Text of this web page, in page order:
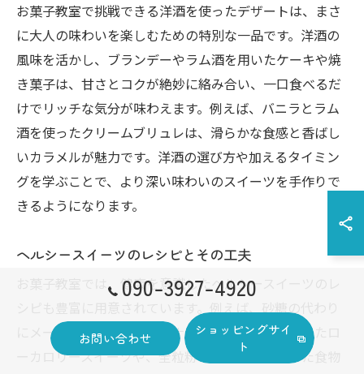
お菓子教室で挑戦できる洋酒を使ったデザートは、まさ
に大人の味わいを楽しむための特別な一品です。洋酒の
風味を活かし、ブランデーやラム酒を用いたケーキや焼
き菓子は、甘さとコクが絶妙に絡み合い、一口食べるだ
けでリッチな気分が味わえます。例えば、バニラとラム
酒を使ったクリームブリュレは、滑らかな食感と香ばし
いカラメルが魅力です。洋酒の選び方や加えるタイミン
グを学ぶことで、より深い味わいのスイーツを手作りで
きるようになります。
ヘルシースイーツのレシピとその工夫
お菓子教室では、健康を意識したヘルシースイーツのレ
シピも豊富に用意されています。例えば、砂糖の代わり
にメープルシロップやココナッツシュガーを使用したロ
ーカロリースイーツや、全粒粉やオーツ麦を使った食物
090-3927-4920
お問い合わせ
ショッピングサイ
ト